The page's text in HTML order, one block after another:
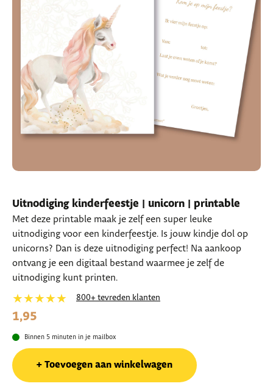
Uitnodiging kinderfeestje | unicorn | printable
Met deze printable maak je zelf een super leuke
uitnodiging voor een kinderfeestje. Is jouw kindje dol op
unicorns? Dan is deze uitnodiging perfect! Na aankoop
ontvang je een digitaal bestand waarmee je zelf de
uitnodiging kunt printen.
★★★★★ 800+ tevreden klanten
1,95
Binnen 5 minuten in je mailbox
Toevoegen aan winkelwagen